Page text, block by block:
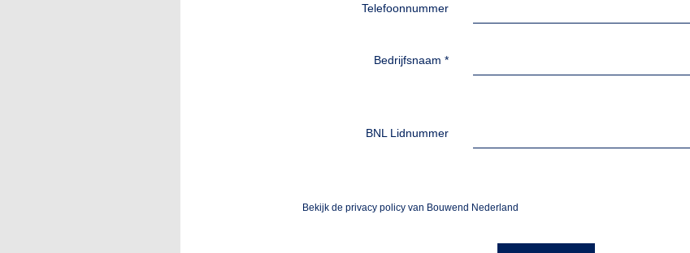
Telefoonnummer
Bedrijfsnaam *
BNL Lidnummer
Bekijk de privacy policy van Bouwend Nederland